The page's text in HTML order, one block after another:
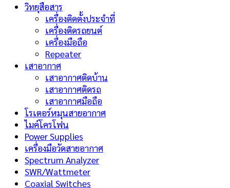
วิทยุสือสาร
เครื่องติดตั้งประจำที่
เครื่องติดรถยนต์
เครื่องมือถือ
Repeater
เสาอากาศ
เสาอากาศติดบ้าน
เสาอากาศติดรถ
เสาอากาศมือถือ
โรเตอร์หมุนสายอากาศ
ไมค์โครโฟน
Power Supplies
เครื่องมือวัดสายอากาศ
Spectrum Analyzer
SWR/Wattmeter
Coaxial Switches